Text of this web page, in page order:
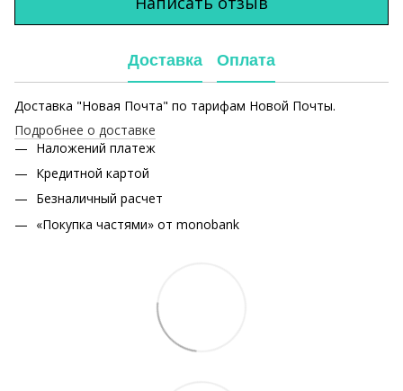
Доставка Оплата
Доставка "Новая Почта" по тарифам Новой Почты.
Подробнее о доставке
Наложений платеж
Кредитной картой
Безналичный расчет
«Покупка частями» от monobank